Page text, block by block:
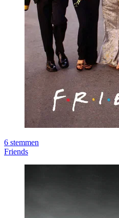
6 stemmen
Friends